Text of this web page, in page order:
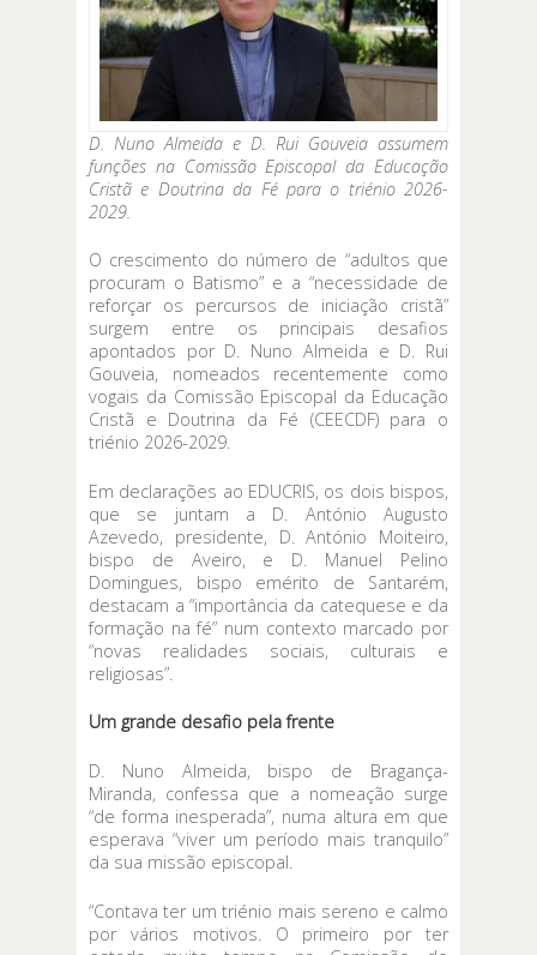
D. Nuno Almeida e D. Rui Gouveia assumem
funções na Comissão Episcopal da Educação
Cristã e Doutrina da Fé para o triénio 2026-
2029.
O crescimento do número de “adultos que
procuram o Batismo” e a “necessidade de
reforçar os percursos de iniciação cristã”
surgem entre os principais desafios
apontados por D. Nuno Almeida e D. Rui
Gouveia, nomeados recentemente como
vogais da Comissão Episcopal da Educação
Cristã e Doutrina da Fé (CEECDF) para o
triénio 2026-2029.
Em declarações ao EDUCRIS, os dois bispos,
que se juntam a D. António Augusto
Azevedo, presidente, D. António Moiteiro,
bispo de Aveiro, e D. Manuel Pelino
Domingues, bispo emérito de Santarém,
destacam a “importância da catequese e da
formação na fé” num contexto marcado por
“novas realidades sociais, culturais e
religiosas”.
Um grande desafio pela frente
D. Nuno Almeida, bispo de Bragança-
Miranda, confessa que a nomeação surge
“de forma inesperada”, numa altura em que
esperava “viver um período mais tranquilo”
da sua missão episcopal.
“Contava ter um triénio mais sereno e calmo
por vários motivos. O primeiro por ter